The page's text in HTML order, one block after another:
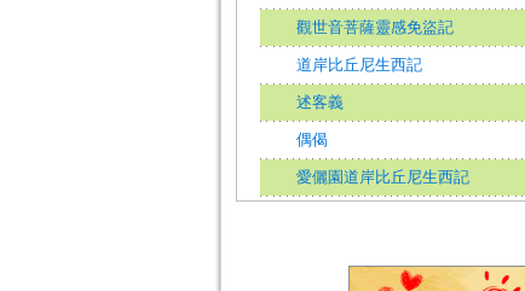
觀世音菩薩靈感免盜記
道岸比丘尼生西記
述客義
偶偈
愛儷園道岸比丘尼生西記